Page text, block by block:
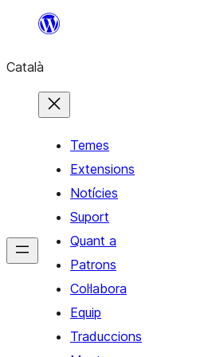
contingut
Català
Temes
Extensions
Notícies
Suport
Quant a
Patrons
Col·labora
Equip
Traduccions